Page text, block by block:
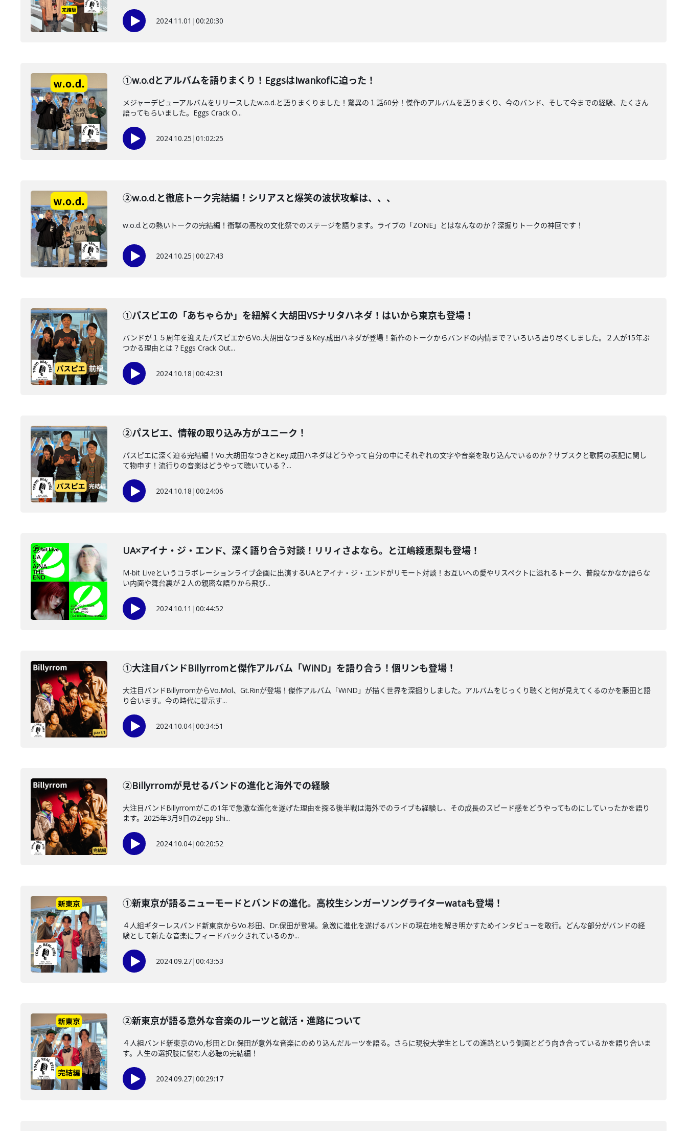
2024.11.01 |00:20:30
①w.o.dとアルバムを語りまくり！EggsはIwankofに迫った！
メジャーデビューアルバムをリリースしたw.o.d.と語りまくりました！驚異の１話60分！傑作のアルバムを語りまくり、今のバンド、そして今までの経験、たくさん
語ってもらいました。Eggs Crack O...
2024.10.25 |01:02:25
②w.o.d.と徹底トーク完結編！シリアスと爆笑の波状攻撃は、、、
w.o.d.との熱いトークの完結編！衝撃の高校の文化祭でのステージを語ります。ライブの「ZONE」とはなんなのか？深掘りトークの神回です！
2024.10.25 |00:27:43
①パスピエの「あちゃらか」を紐解く大胡田VSナリタハネダ！はいから東京も登場！
バンドが１５周年を迎えたパスピエからVo.大胡田なつき＆Key.成田ハネダが登場！新作のトークからバンドの内情まで？いろいろ語り尽くしました。２人が15年ぶ
つかる理由とは？Eggs Crack Out...
2024.10.18 |00:42:31
②パスピエ、情報の取り込み方がユニーク！
パスピエに深く迫る完結編！Vo.大胡田なつきとKey.成田ハネダはどうやって自分の中にそれぞれの文字や音楽を取り込んでいるのか？サブスクと歌詞の表記に関し
て物申す！流行りの音楽はどうやって聴いている？...
2024.10.18 |00:24:06
UA×アイナ・ジ・エンド、深く語り合う対談！リリィさよなら。と江嶋綾恵梨も登場！
M-bit Liveというコラボレーションライブ企画に出演するUAとアイナ・ジ・エンドがリモート対談！お互いへの愛やリスペクトに溢れるトーク、普段なかなか語らな
い内面や舞台裏が２人の親密な語りから飛び...
2024.10.11 |00:44:52
①大注目バンドBillyrromと傑作アルバム「WiND」を語り合う！個リンも登場！
大注目バンドBillyrromからVo.Mol、Gt.Rinが登場！傑作アルバム「WiND」が描く世界を深掘りしました。アルバムをじっくり聴くと何が見えてくるのかを藤田と語
り合います。今の時代に提示す...
2024.10.04|00:34:51
②Billyrromが見せるバンドの進化と海外での経験
大注目バンドBillyrromがこの1年で急激な進化を遂げた理由を探る後半戦は海外でのライブも経験し、その成長のスピード感をどうやってものにしていったかを語り
ます。2025年3月9日のZepp Shi...
2024.10.04|00:20:52
①新東京が語るニューモードとバンドの進化。高校生シンガーソングライターwataも登場！
４人組ギターレスバンド新東京からVo.杉田、Dr.保田が登場。急激に進化を遂げるバンドの現在地を解き明かすためインタビューを敢行。どんな部分がバンドの経
験として新たな音楽にフィードバックされているのか...
2024.09.27|00:43:53
②新東京が語る意外な音楽のルーツと就活・進路について
４人組バンド新東京のVo,杉田とDr.保田が意外な音楽にのめり込んだルーツを語る。さらに現役大学生としての進路という側面とどう向き合っているかを語り合いま
す。人生の選択肢に悩む人必聴の完結編！
2024.09.27|00:29:17